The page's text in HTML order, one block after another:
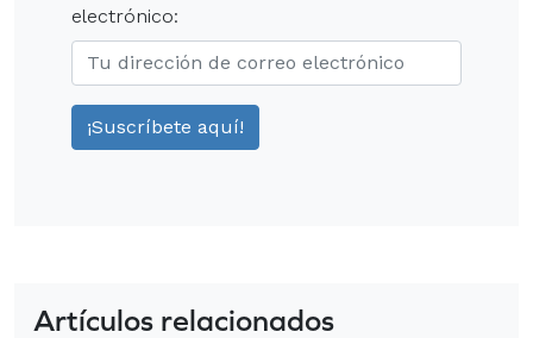
electrónico:
Artículos relacionados